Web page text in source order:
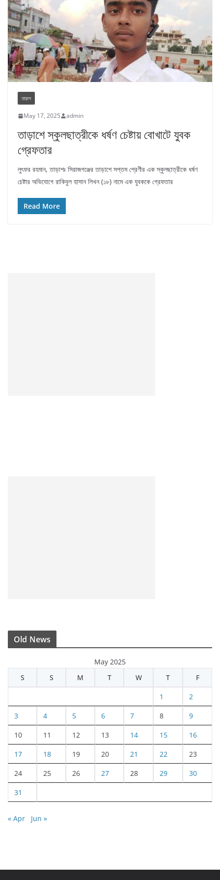
তাড়াশ
May 17, 2025 admin
তাড়াশে স্কুলছাত্রীকে ধর্ষণ চেষ্টায় বোখাটে যুবক
গ্রেফতার
লুৎফর রহমান, তাড়াশঃ সিরাজগঞ্জের তাড়াশে সপ্তম শ্রেণীর এক স্কুলছাত্রীকে ধর্ষণ
চেষ্টার অভিযোগে রাকিবুল হাসান লিখন (১৮) নামে এক যুবককে গ্রেফতার
Read More
Old News
May 2025
S
S M T W T F
1 2
3 4 5 6 7 8 9
10 11 12 13 14 15 16
17 18 19 20 21 22 23
24 25 26 27 28 29 30
31
« Apr Jun »